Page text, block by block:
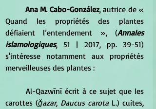
Ana M. Cabo-González, autrice de «
Quand les propriétés des plantes
défiaient l’entendement », (Annales
islamologiques, 51 | 2017, pp. 39-51)
s'intéresse notamment aux propriétés
merveilleuses des plantes :
carottes (ǧazar, Daucus carota L.) cuites,